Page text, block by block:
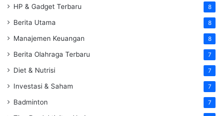
HP & Gadget Terbaru 8
Berita Utama 8
Manajemen Keuangan 8
Berita Olahraga Terbaru 7
Diet & Nutrisi 7
Investasi & Saham 7
Badminton 7